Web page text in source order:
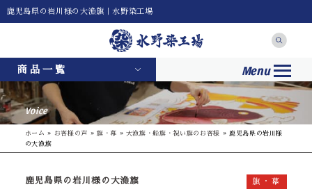
鹿児島県の岩川様の大漁旗｜水野染工場
商品一覧 Menu
Voice
ホーム » お客様の声 » 旗・幕 » 大漁旗・船旗・祝い旗のお客様 » 鹿児島県の岩川様
の大漁旗
鹿児島県の岩川様の大漁旗 旗・幕